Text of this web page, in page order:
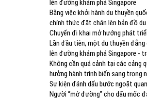
lên đường khám phá Singapore
Bằng việc khởi hành du thuyền
chính thức đặt chân lên bản đồ
Chuyến đi khai mở hướng phát
Lần đầu tiên, một du thuyền
lên đường khám phá Singapore -
Không cần quá cảnh tại các cảng
hưởng hành trình biển sang trọng
Sự kiện đánh dấu bước ngoặt
Người “mở đường” cho dấu mốc